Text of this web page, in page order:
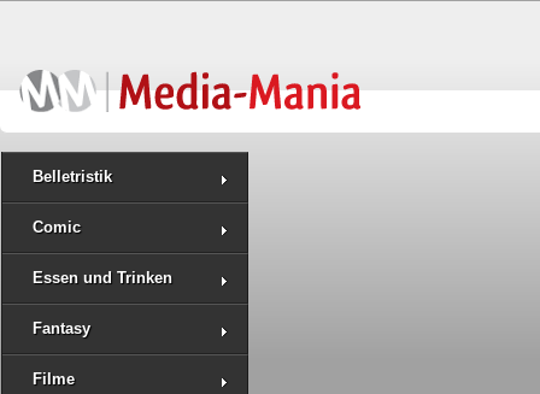
Belletristik
Comic
Essen und Trinken
Fantasy
Filme